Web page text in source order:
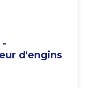
-
d'engins